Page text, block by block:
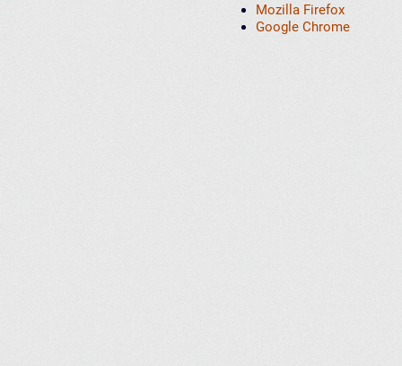
Mozilla Firefox
Google Chrome